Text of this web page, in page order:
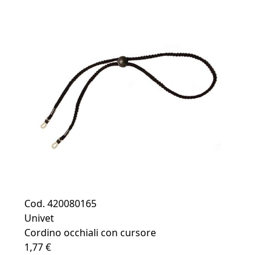
Cod. 420080165
Univet
Cordino occhiali con cursore
1,77 €